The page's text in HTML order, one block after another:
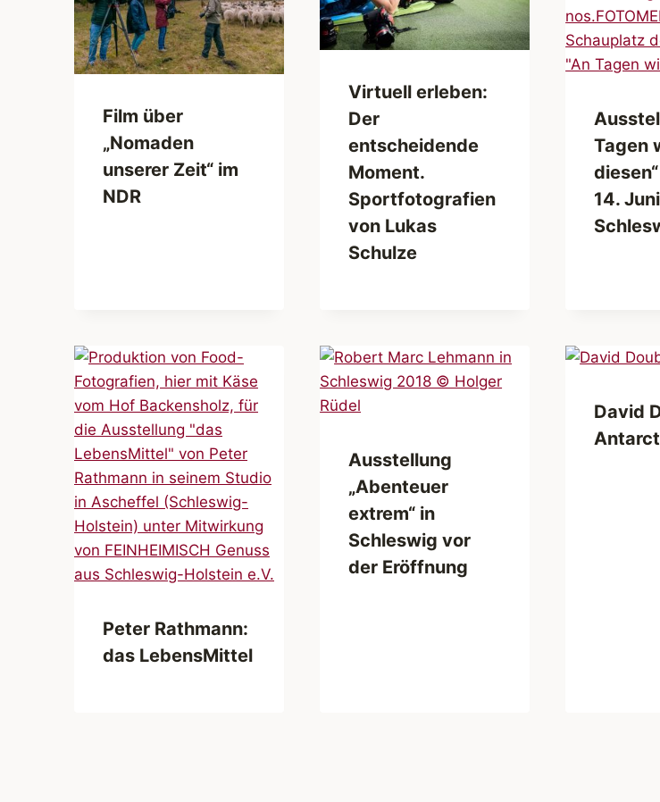
Film über
„Nomaden
unserer Zeit“ im
NDR
Virtuell erleben:
Der
entscheidende
Moment.
Sportfotografien
von Lukas
Schulze
Tagen
14.
Peter Rathmann:
das LebensMittel
Ausstellung
„Abenteuer
extrem“ in
Schleswig vor
der Eröffnung
David